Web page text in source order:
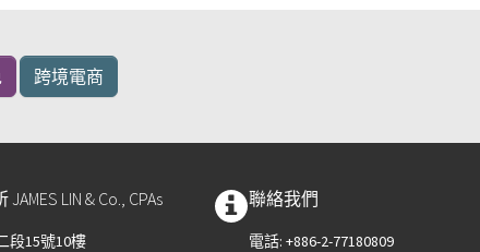
跨境電商
LIN & Co., CPAs
段15號10樓
聯絡我們
電話: +886-2-77180809